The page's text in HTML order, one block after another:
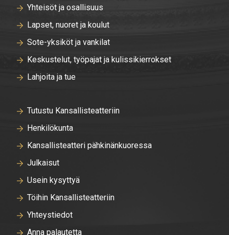
Yhteisöt ja osallisuus
Lapset, nuoret ja koulut
Sote-yksiköt ja vankilat
Keskustelut, työpajat ja kulissikierrokset
Lahjoita ja tue
Tutustu Kansallisteatteriin
Henkilökunta
Kansallisteatteri pähkinänkuoressa
Julkaisut
Usein kysyttyä
Töihin Kansallisteatteriin
Yhteystiedot
Anna palautetta